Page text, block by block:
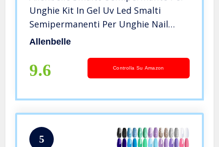
Unghie Kit In Gel Uv Led Smalti
Semipermanenti Per Unghie Nail
Polish UV LED Gel Unghie (004)
Allenbelle
9.6 Controlla Su Amazon
5